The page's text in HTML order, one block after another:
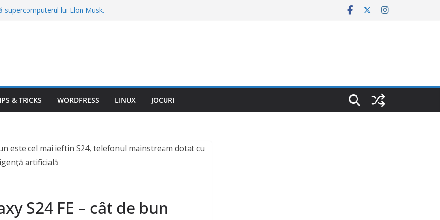
supercomputerul lui Elon Musk.
de specialiști
calcul streamingul gratuit. Reclamele
înainte de plecare: „Am plătit 3.540
& TRICKS WORDPRESS LINUX JOCURI
S24 FE – cât de bun